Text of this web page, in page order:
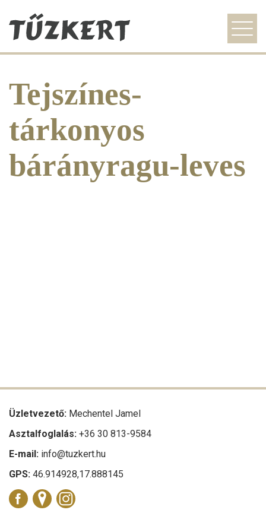
étlap
galéria
idegenvezetőknek
kapcsolat
Tejszínes-
tárkonyos
bárányragu-leves
Üzletvezető: Mechentel Jamel
Asztalfoglalás: +36 30 813-9584
E-mail: info@tuzkert.hu
GPS: 46.914928,17.888145